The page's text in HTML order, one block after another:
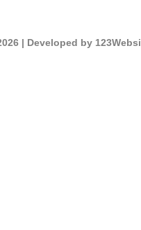
| Developed by